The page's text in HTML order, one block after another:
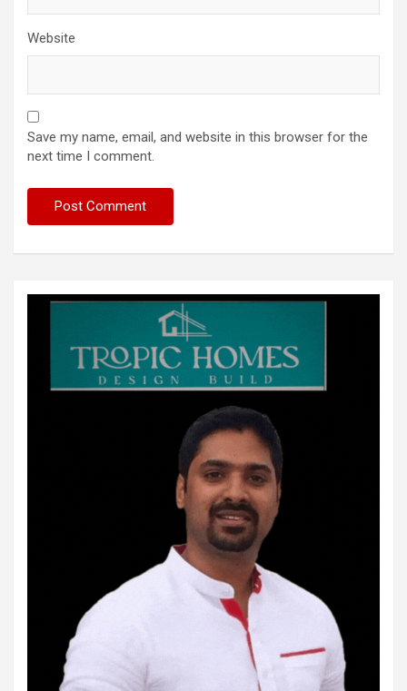
Website
Save my name, email, and website in this browser for the
next time I comment.